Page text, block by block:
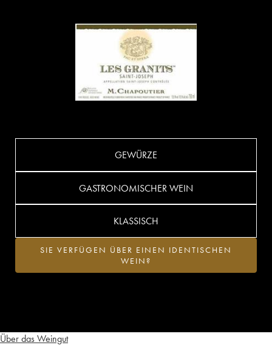
Über das Weingut
GEWÜRZE
GASTRONOMISCHER WEIN
KLASSISCH
SIE VERFÜGEN ÜBER EINEN IDENTISCHEN
WEIN?